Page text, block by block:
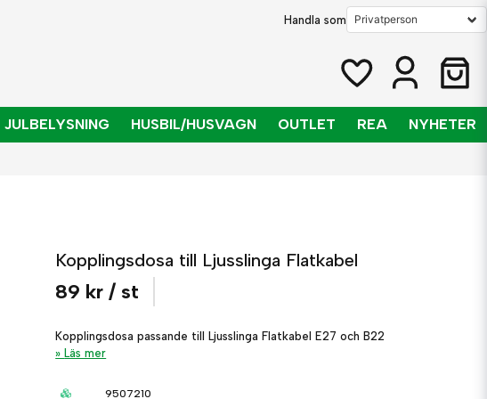
Handla som
JULBELYSNING HUSBIL/HUSVAGN OUTLET REA NYHETER
Kopplingsdosa till Ljusslinga Flatkabel
89 kr / st
Kopplingsdosa passande till Ljusslinga Flatkabel E27 och B22
Läs mer
9507210